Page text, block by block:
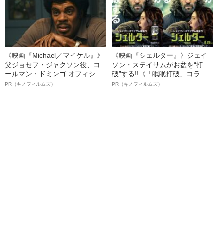
《映画『Michael／マイケル』》
父ジョセフ・ジャクソン役、コ
ールマン・ドミンゴ オフィシャ
ルインタビュー“観客を魅了した
PR（キノフィルムズ）
《映画『シェルター』》ジェイ
ソン・ステイサムがお盆を“打
破”する!!《「眠眠打破」コラ
ボ》
PR（キノフィルムズ）